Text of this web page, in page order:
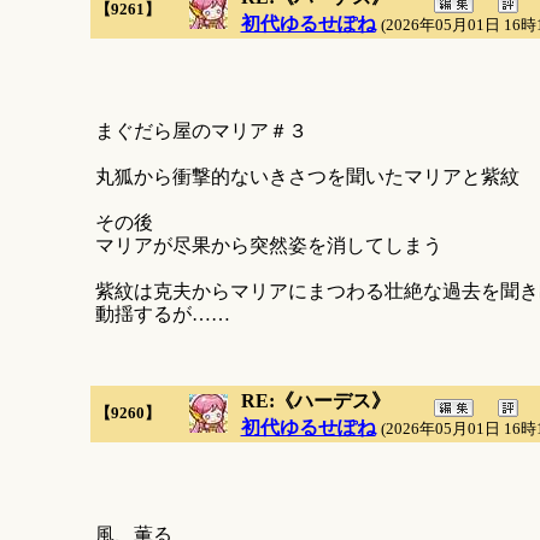
【9261】
初代ゆるせぽね (2026年05月01日 16時
まぐだら屋のマリア＃３
丸狐から衝撃的ないきさつを聞いたマリアと紫紋
その後
マリアが尽果から突然姿を消してしまう
紫紋は克夫からマリアにまつわる壮絶な過去を聞
動揺するが……
【9260】
RE:《ハーデス》
初代ゆるせぽね (2026年05月01日 16時
風、薫る